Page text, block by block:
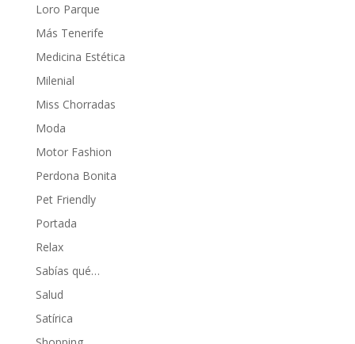
Loro Parque
Más Tenerife
Medicina Estética
Milenial
Miss Chorradas
Moda
Motor Fashion
Perdona Bonita
Pet Friendly
Portada
Relax
Sabías qué…
Salud
Satírica